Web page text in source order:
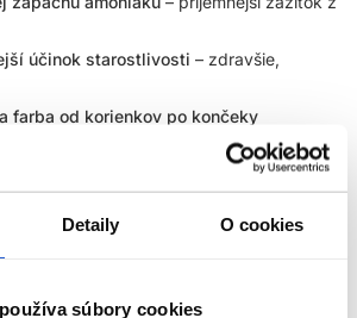
Detaily O cookies
súbory cookies
účinok starostlivosti – zdravšie,
farba od korienkov po končeky
– spoľahlivý výsledok aj pri
– jednoduchšie vytláčanie z tuby, ľahké
aplikácia